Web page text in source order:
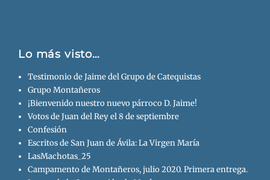
Lo más visto…
Testimonio de Jaime del Grupo de Catequistas
Grupo Montañeros
¡Bienvenido nuestro nuevo párroco D. Jaime!
Votos de Juan del Rey el 8 de septiembre
Confesión
Escritos de San Juan de Ávila: La Virgen María
LasMachotas_25
Campamento de Montañeros, julio 2020. Primera entrega.